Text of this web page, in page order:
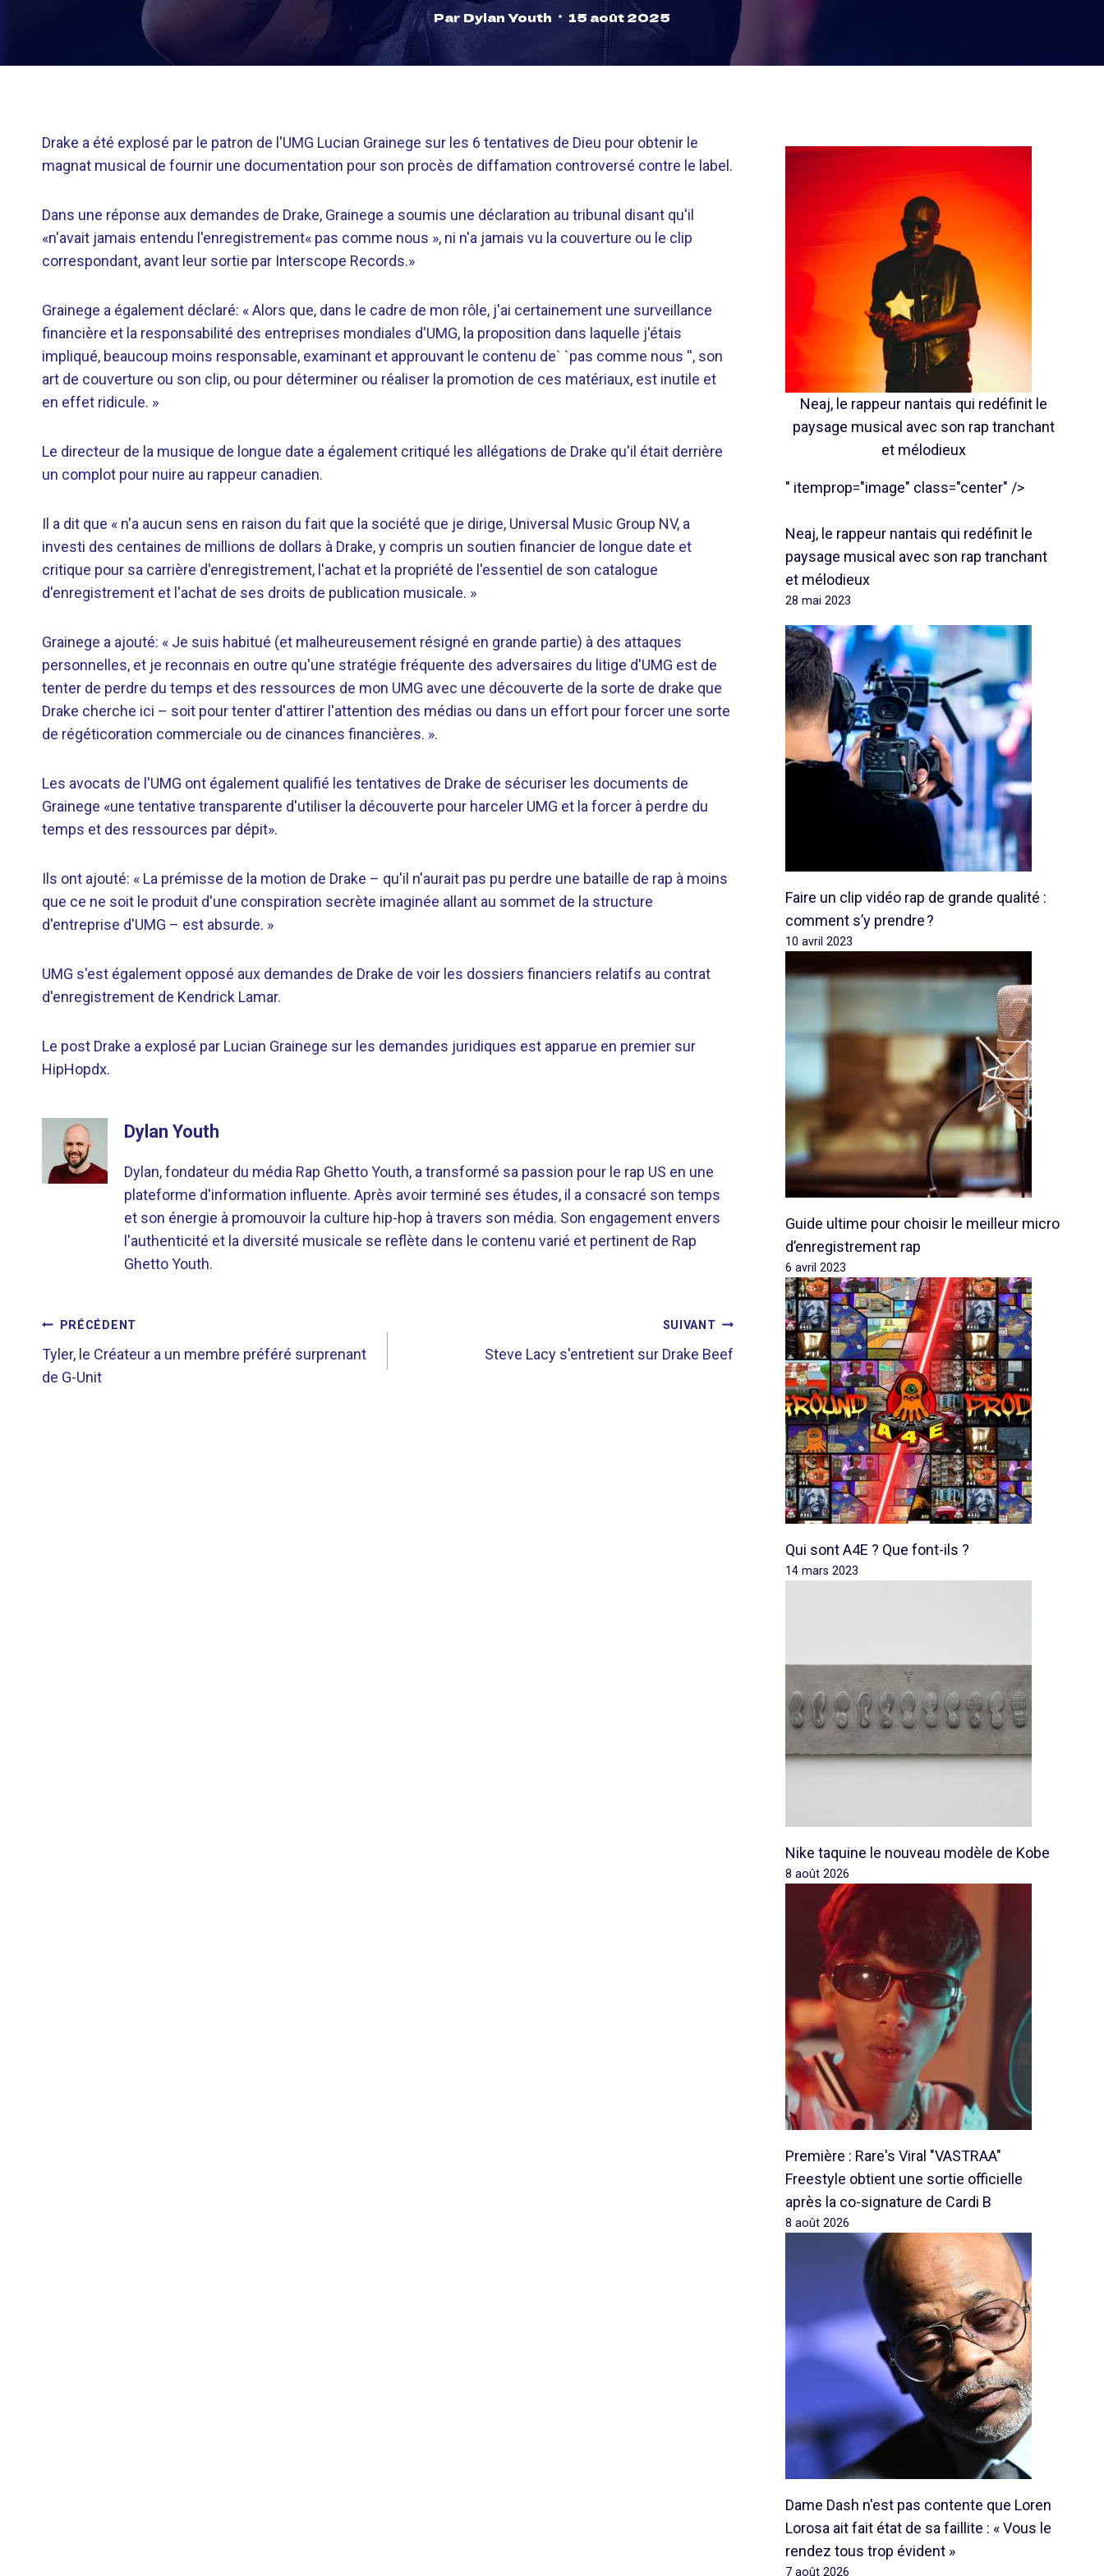
Par Dylan Youth 15 août 2025
Drake a été explosé par le patron de l'UMG Lucian Grainege sur les 6 tentatives de Dieu pour obtenir le
magnat musical de fournir une documentation pour son procès de diffamation controversé contre le label.
Dans une réponse aux demandes de Drake, Grainege a soumis une déclaration au tribunal disant qu'il
«n'avait jamais entendu l'enregistrement« pas comme nous », ni n'a jamais vu la couverture ou le clip
correspondant, avant leur sortie par Interscope Records.»
Grainege a également déclaré: « Alors que, dans le cadre de mon rôle, j'ai certainement une surveillance
financière et la responsabilité des entreprises mondiales d'UMG, la proposition dans laquelle j'étais
impliqué, beaucoup moins responsable, examinant et approuvant le contenu de` `pas comme nous '', son
art de couverture ou son clip, ou pour déterminer ou réaliser la promotion de ces matériaux, est inutile et
en effet ridicule. »
Le directeur de la musique de longue date a également critiqué les allégations de Drake qu'il était derrière
un complot pour nuire au rappeur canadien.
Il a dit que « n'a aucun sens en raison du fait que la société que je dirige, Universal Music Group NV, a
investi des centaines de millions de dollars à Drake, y compris un soutien financier de longue date et
critique pour sa carrière d'enregistrement, l'achat et la propriété de l'essentiel de son catalogue
d'enregistrement et l'achat de ses droits de publication musicale. »
Grainege a ajouté: « Je suis habitué (et malheureusement résigné en grande partie) à des attaques
personnelles, et je reconnais en outre qu'une stratégie fréquente des adversaires du litige d'UMG est de
tenter de perdre du temps et des ressources de mon UMG avec une découverte de la sorte de drake que
Drake cherche ici – soit pour tenter d'attirer l'attention des médias ou dans un effort pour forcer une sorte
de régéticoration commerciale ou de cinances financières. ».
Les avocats de l'UMG ont également qualifié les tentatives de Drake de sécuriser les documents de
Grainege «une tentative transparente d'utiliser la découverte pour harceler UMG et la forcer à perdre du
temps et des ressources par dépit».
Ils ont ajouté: « La prémisse de la motion de Drake – qu'il n'aurait pas pu perdre une bataille de rap à moins
que ce ne soit le produit d'une conspiration secrète imaginée allant au sommet de la structure
d'entreprise d'UMG – est absurde. »
UMG s'est également opposé aux demandes de Drake de voir les dossiers financiers relatifs au contrat
d'enregistrement de Kendrick Lamar.
Le post Drake a explosé par Lucian Grainege sur les demandes juridiques est apparue en premier sur
HipHopdx.
Dylan Youth
Dylan, fondateur du média Rap Ghetto Youth, a transformé sa passion pour le rap US en une
plateforme d'information influente. Après avoir terminé ses études, il a consacré son temps
et son énergie à promouvoir la culture hip-hop à travers son média. Son engagement envers
l'authenticité et la diversité musicale se reflète dans le contenu varié et pertinent de Rap
Ghetto Youth.
NAVIGATION
DE
PRÉCÉDENT
Tyler, le Créateur a un membre préféré surprenant
de G-Unit
SUIVANT
Steve Lacy s'entretient sur Drake Beef
Neaj, le rappeur nantais qui redéfinit le
paysage musical avec son rap tranchant
et mélodieux
" itemprop="image" class="center" />
Neaj, le rappeur nantais qui redéfinit le
paysage musical avec son rap tranchant
et mélodieux
28 mai 2023
Faire un clip vidéo rap de grande qualité :
comment s’y prendre ?
10 avril 2023
Guide ultime pour choisir le meilleur micro
d’enregistrement rap
6 avril 2023
Qui sont A4E ? Que font-ils ?
14 mars 2023
Nike taquine le nouveau modèle de Kobe
8 août 2026
Première : Rare's Viral "VASTRAA"
Freestyle obtient une sortie officielle
après la co-signature de Cardi B
8 août 2026
Dame Dash n'est pas contente que Loren
Lorosa ait fait état de sa faillite : « Vous le
rendez tous trop évident »
7 août 2026